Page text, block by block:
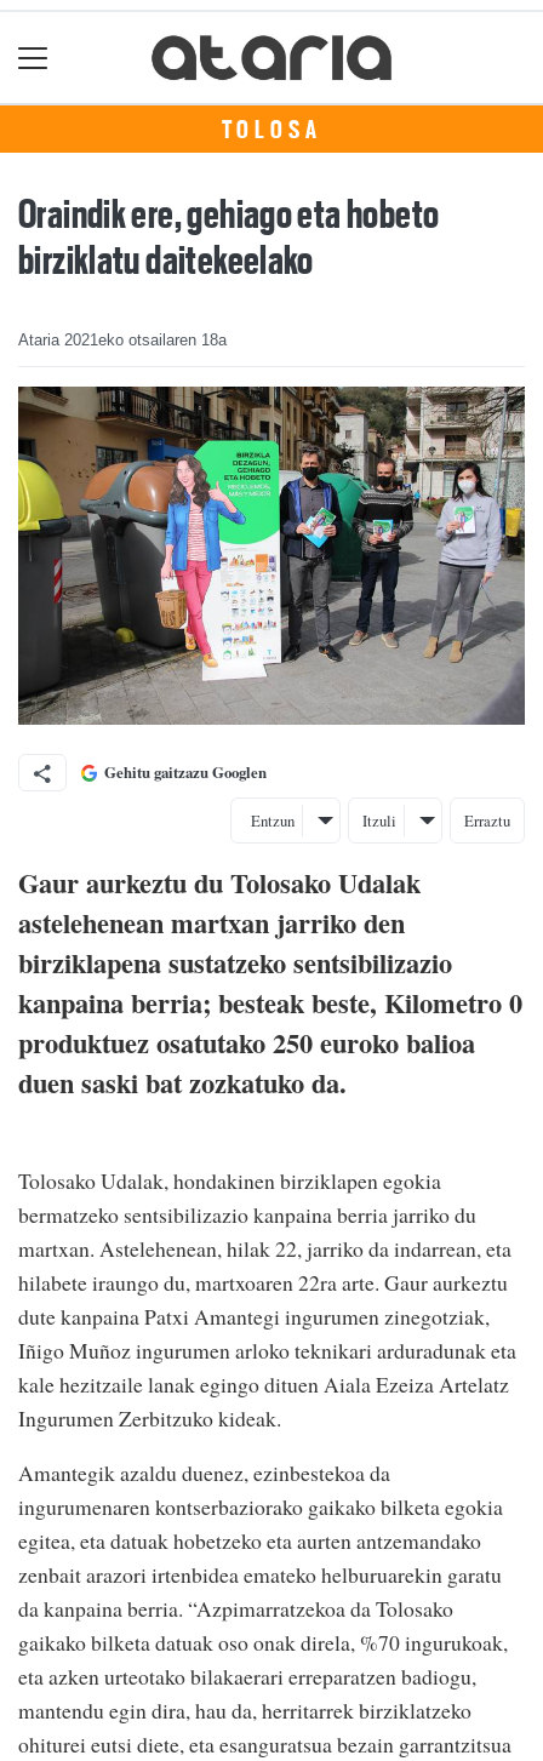
TOLOSA
Oraindik ere, gehiago eta hobeto
birziklatu daitekeelako
Ataria 2021eko otsailaren 18a
Gehitu gaitzazu Googlen
Entzun Itzuli Erraztu
Gaur aurkeztu du Tolosako Udalak
astelehenean martxan jarriko den
birziklapena sustatzeko sentsibilizazio
kanpaina berria; besteak beste, Kilometro 0
produktuez osatutako 250 euroko balioa
duen saski bat zozkatuko da.
Tolosako Udalak, hondakinen birziklapen egokia
bermatzeko sentsibilizazio kanpaina berria jarriko du
martxan. Astelehenean, hilak 22, jarriko da indarrean, eta
hilabete iraungo du, martxoaren 22ra arte. Gaur aurkeztu
dute kanpaina Patxi Amantegi ingurumen zinegotziak,
Iñigo Muñoz ingurumen arloko teknikari arduradunak eta
kale hezitzaile lanak egingo dituen Aiala Ezeiza Artelatz
Ingurumen Zerbitzuko kideak.
Amantegik azaldu duenez, ezinbestekoa da
ingurumenaren kontserbaziorako gaikako bilketa egokia
egitea, eta datuak hobetzeko eta aurten antzemandako
zenbait arazori irtenbidea emateko helburuarekin garatu
da kanpaina berria. “Azpimarratzekoa da Tolosako
gaikako bilketa datuak oso onak direla, %70 ingurukoak,
eta azken urteotako bilakaerari erreparatzen badiogu,
mantendu egin dira, hau da, herritarrek birziklatzeko
ohiturei eutsi diete, eta esanguratsua bezain garrantzitsua